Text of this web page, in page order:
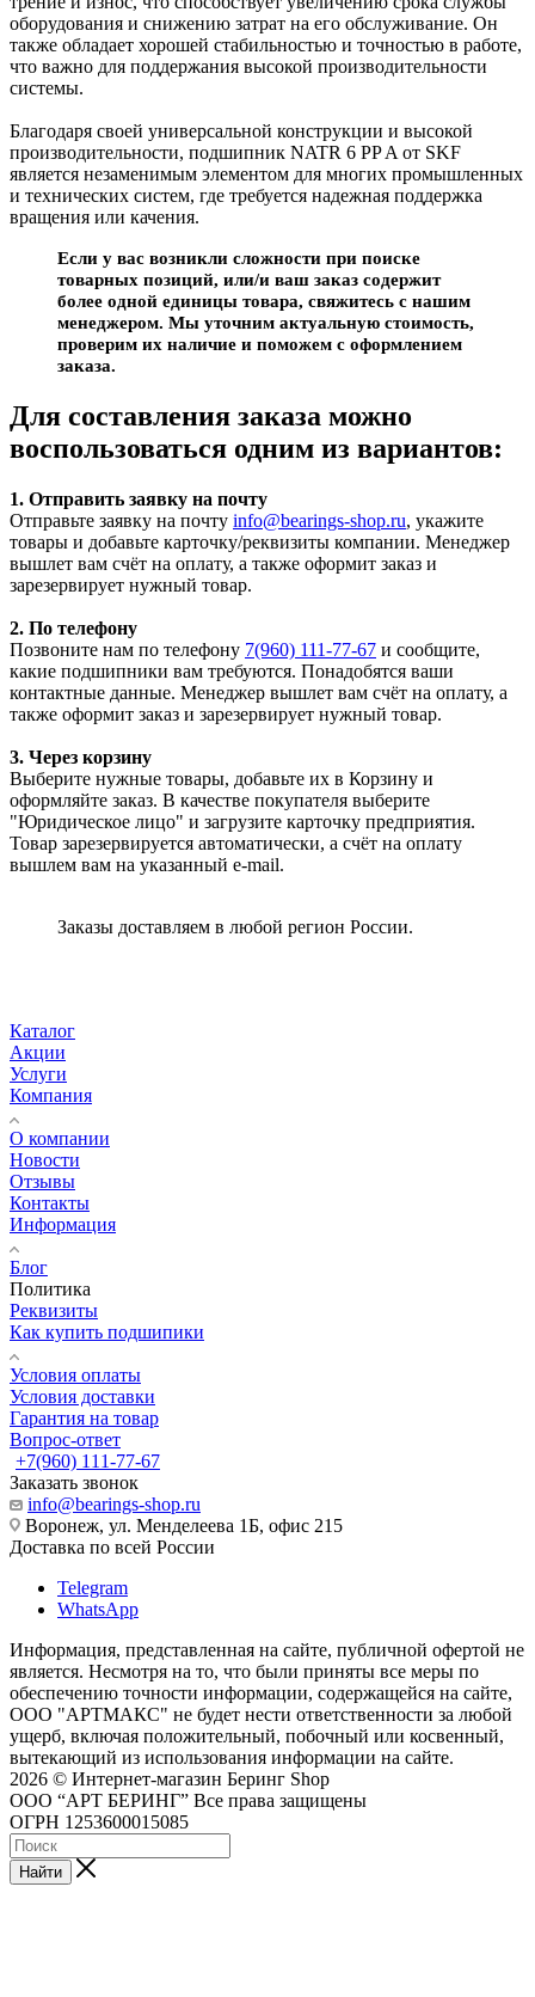
оборудования и снижению затрат на его обслуживание. Он
также обладает хорошей стабильностью и точностью в работе,
что важно для поддержания высокой производительности
системы.
Благодаря своей универсальной конструкции и высокой
производительности, подшипник NATR 6 PP A от SKF
является незаменимым элементом для многих промышленных
и технических систем, где требуется надежная поддержка
вращения или качения.
Если у вас возникли сложности при поиске
товарных позиций, или/и ваш заказ содержит
более одной единицы товара, свяжитесь с нашим
менеджером. Мы уточним актуальную стоимость,
проверим их наличие и поможем с оформлением
заказа.
Для составления заказа можно
воспользоваться одним из вариантов:
1. Отправить заявку на почту
Отправьте заявку на почту info@bearings-shop.ru, укажите
товары и добавьте карточку/реквизиты компании. Менеджер
вышлет вам счёт на оплату, а также оформит заказ и
зарезервирует нужный товар.
2. По телефону
Позвоните нам по телефону 7(960) 111-77-67 и сообщите,
какие подшипники вам требуются. Понадобятся ваши
контактные данные. Менеджер вышлет вам счёт на оплату, а
также оформит заказ и зарезервирует нужный товар.
3. Через корзину
Выберите нужные товары, добавьте их в Корзину и
оформляйте заказ. В качестве покупателя выберите
"Юридическое лицо" и загрузите карточку предприятия.
Товар зарезервируется автоматически, а счёт на оплату
вышлем вам на указанный e-mail.
Заказы доставляем в любой регион России.
Каталог
Акции
Услуги
Компания
О компании
Новости
Отзывы
Контакты
Информация
Блог
Политика
Реквизиты
Как купить подшипики
Условия оплаты
Условия доставки
Гарантия на товар
Вопрос-ответ
+7(960) 111-77-67
Заказать звонок
info@bearings-shop.ru
Воронеж, ул. Менделеева 1Б, офис 215
Доставка по всей России
Telegram
WhatsApp
Информация, представленная на сайте, публичной офертой не
является. Несмотря на то, что были приняты все меры по
обеспечению точности информации, содержащейся на сайте,
ООО "АРТМАКС" не будет нести ответственности за любой
ущерб, включая положительный, побочный или косвенный,
вытекающий из использования информации на сайте.
2026 © Интернет-магазин Беринг Shop
ООО “АРТ БЕРИНГ” Все права защищены
ОГРН 1253600015085
Найти